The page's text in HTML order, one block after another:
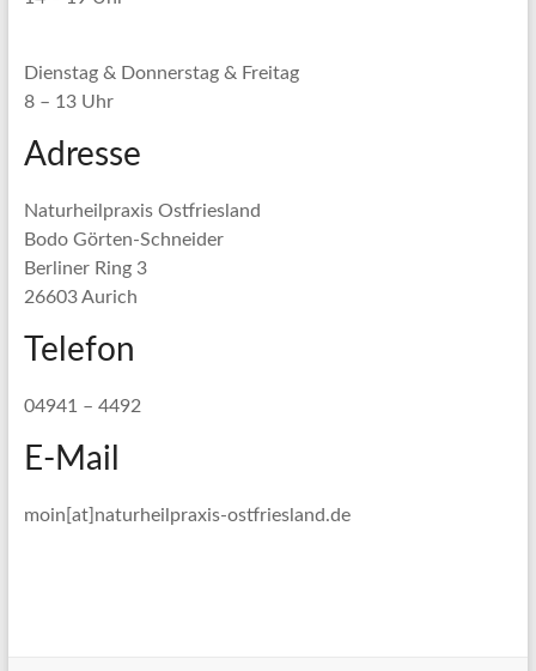
Dienstag & Donnerstag & Freitag
8 – 13 Uhr
Adresse
Naturheilpraxis Ostfriesland
Bodo Görten-Schneider
Berliner Ring 3
26603 Aurich
Telefon
04941 – 4492
E-Mail
moin[at]naturheilpraxis-ostfriesland.de